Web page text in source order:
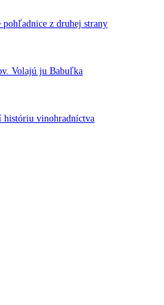
pohľadnice z druhej strany
Volajú ju Babuľka
históriu vinohradníctva